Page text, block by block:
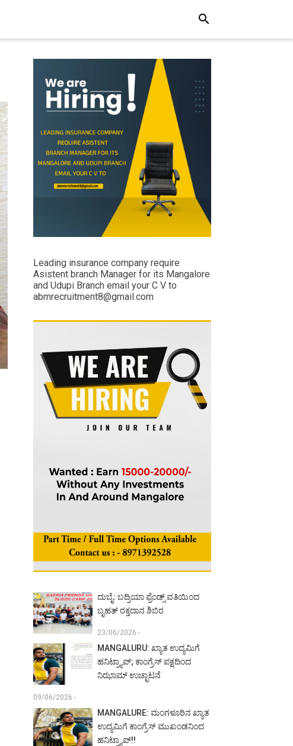
search
Leading insurance company require
Asistent branch Manager for its Mangalore
and Udupi Branch email your C V to
abmrecruitment8@gmail.com
ದುಬೈ: ಬದ್ರಿಯಾ ಫ್ರೆಂಡ್ಸ್ ವತಿಯಿಂದ
ಬೃಹತ್ ರಕ್ತದಾನ ಶಿಬಿರ
23/06/2026 -
MANGALURU: ಖ್ಯಾತ ಉದ್ಯಮಿಗೆ
ಹನಿಟ್ರ್ಯಾಪ್; ಕಾಂಗ್ರೆಸ್ ಪಕ್ಷದಿಂದ
ನಿಝಾಮ್ ಉಚ್ಛಾಟನೆ
09/06/2026 -
MANGALURE: ಮಂಗಳೂರಿನ ಖ್ಯಾತ
ಉದ್ಯಮಿಗೆ ಕಾಂಗ್ರೆಸ್ ಮುಖಂಡನಿಂದ
ಹನಿಟ್ರ್ಯಾಪ್!!